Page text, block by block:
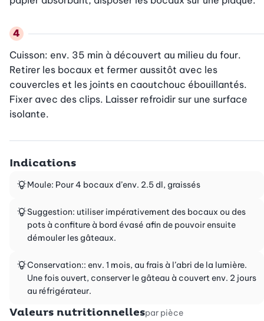
Cuisson: env. 35 min à découvert au milieu du four.
Retirer les bocaux et fermer aussitôt avec les
couvercles et les joints en caoutchouc ébouillantés.
Fixer avec des clips. Laisser refroidir sur une surface
isolante.
Indications
Moule: Pour 4 bocaux d’env. 2.5 dl, graissés
Suggestion: utiliser impérativement des bocaux ou des
pots à confiture à bord évasé afin de pouvoir ensuite
démouler les gâteaux.
Conservation:: env. 1 mois, au frais à l’abri de la lumière.
Une fois ouvert, conserver le gâteau à couvert env. 2 jours
au réfrigérateur.
Valeurs nutritionnellespar pièce